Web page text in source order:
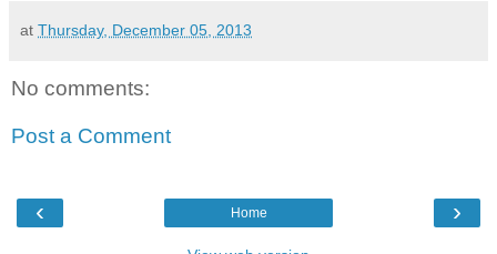
at Thursday, December 05, 2013
No comments:
Post a Comment
‹ ›
Home